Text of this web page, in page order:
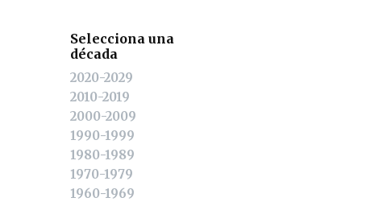
Selecciona una
década
2020-2029
2010-2019
2000-2009
1990-1999
1980-1989
1970-1979
1960-1969